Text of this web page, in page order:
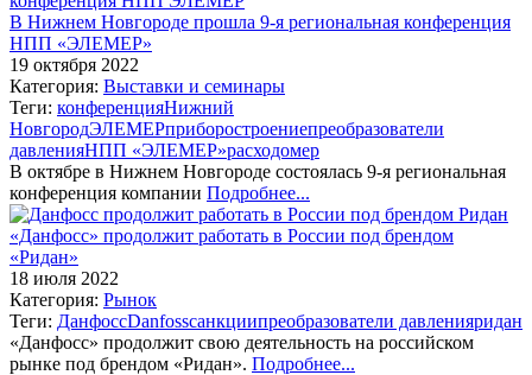
В Нижнем Новгороде прошла 9-я региональная конференция
НПП «ЭЛЕМЕР»
19 октября 2022
Категория: Выставки и семинары
Теги: конференцияНижний
НовгородЭЛЕМЕРприборостроениепреобразователи
давленияНПП «ЭЛЕМЕР»расходомер
В октябре в Нижнем Новгороде состоялась 9-я региональная
конференция компании Подробнее...
«Данфосс» продолжит работать в России под брендом
«Ридан»
18 июля 2022
Категория: Рынок
Теги: ДанфоссDanfossсанкциипреобразователи давленияридан
«Данфосс» продолжит свою деятельность на российском
рынке под брендом «Ридан». Подробнее...